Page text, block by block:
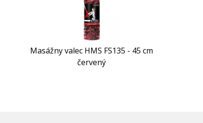
Masážny valec HMS FS135 - 45 cm
červený